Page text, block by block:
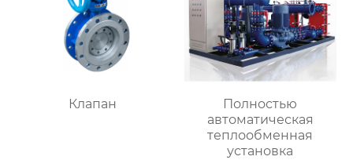
Клапан
Полностью
автоматическая
теплообменная
установка